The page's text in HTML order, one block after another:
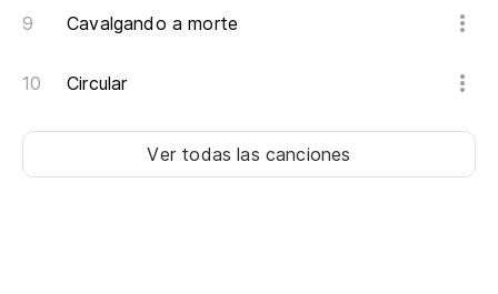
Cavalgando a morte
Circular
Ver todas las canciones